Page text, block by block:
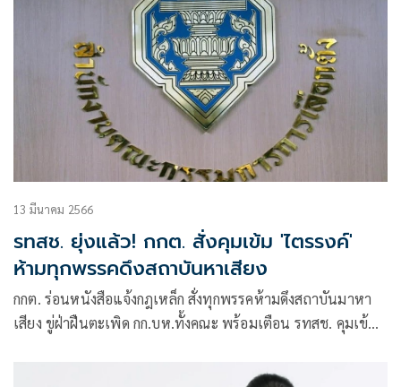
13 มีนาคม 2566
รทสช. ยุ่งแล้ว! กกต. สั่งคุมเข้ม 'ไตรรงค์'
ห้ามทุกพรรคดึงสถาบันหาเสียง
กกต. ร่อนหนังสือแจ้งกฎเหล็ก สั่งทุกพรรคห้ามดึงสถาบันมาหา
เสียง ขู่ฝ่าฝืนตะเพิด กก.บห.ทั้งคณะ พร้อมเตือน รทสช. คุมเข้ม